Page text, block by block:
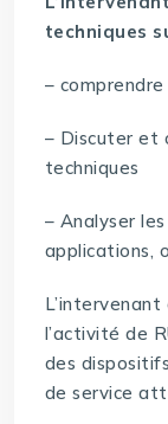
techniques
–
– Discuter et
techniques
– Analyser
applications,
l’activité de
des
de service